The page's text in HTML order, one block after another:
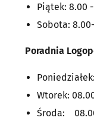
Piątek: 8.00
Sobota:
Poradnia
Wtorek:
Środa: